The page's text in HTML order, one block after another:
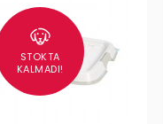
STOKTA
KALMADI!